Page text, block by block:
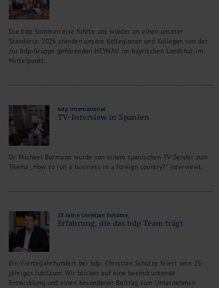
Die bdp-Sommerreise führte uns wieder an einen unserer
Standorte. 2026 standen unsere Kolleginnen und Kollegen von der
zur bdp-Gruppe gehörenden HEYNAU im bayrischen Landshut im
Mittelpunkt.
bdp international
TV-Interview in Spanien
Dr. Michael Bormann wurde von einem spanischen TV-Sender zum
Thema „How to run a business in a foreign country?“ interviewt.
25 Jahre Christian Schütze
Erfahrung, die das bdp Team trägt
Ein Vierteljahrhundert bei bdp: Christian Schütze feiert sein 25-
jähriges Jubiläum. Wir blicken auf eine beeindruckende
Entwicklung und einen besonderen Beitrag zum Unternehmen